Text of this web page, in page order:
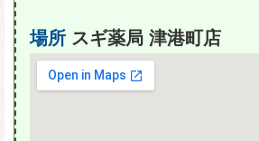
場所 スギ薬局 津港町店